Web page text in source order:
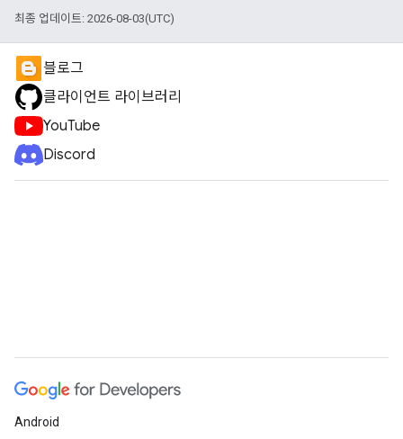
최종 업데이트: 2026-08-03(UTC)
블로그
클라이언트 라이브러리
YouTube
Discord
Android